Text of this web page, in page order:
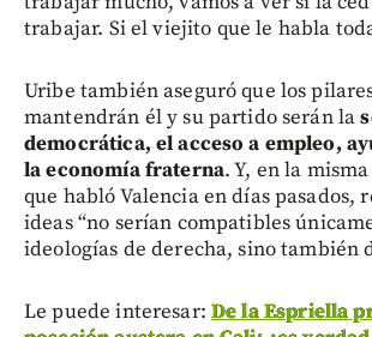
trabajar. Si el viejito que le habla
Uribe también aseguró que los
mantendrán él y su partido serán la
democrática, el acceso a empleo,
la economía fraterna. Y, en la
que habló Valencia en días pasados,
ideas “no serían compatibles
ideologías de derecha, sino también
Le puede interesar: De la Espriella